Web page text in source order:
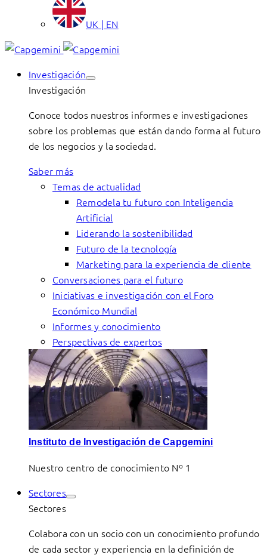
UK | EN
Investigación
Investigación
Conoce todos nuestros informes e investigaciones
sobre los problemas que están dando forma al futuro
de los negocios y la sociedad.
Saber más
Temas de actualidad
Remodela tu futuro con Inteligencia
Artificial
Liderando la sostenibilidad
Futuro de la tecnología
Marketing para la experiencia de cliente
Conversaciones para el futuro
Iniciativas e investigación con el Foro
Económico Mundial
Informes y conocimiento
Perspectivas de expertos
Instituto de Investigación de Capgemini
Nuestro centro de conocimiento Nº 1
Sectores
Sectores
Colabora con un socio con un conocimiento profundo
de cada sector y experiencia en la definición de